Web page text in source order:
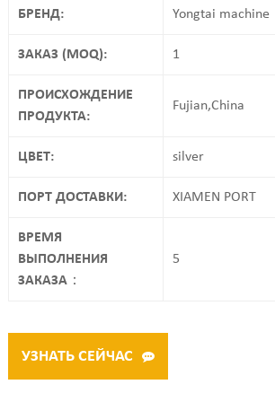
БРЕНД: Yongtai machine
ЗАКАЗ (MOQ): 1
ПРОИСХОЖДЕНИЕ
ПРОДУКТА:
Fujian,China
ЦВЕТ: silver
ПОРТ ДОСТАВКИ: XIAMEN PORT
ВРЕМЯ
ВЫПОЛНЕНИЯ
ЗАКАЗА：
5
УЗНАТЬ СЕЙЧАС